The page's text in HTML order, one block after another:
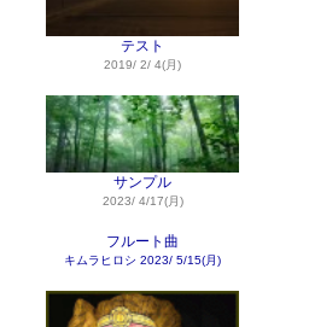
テスト
2019/ 2/ 4(月)
サンプル
2023/ 4/17(月)
フルート曲
キムラヒロシ 2023/ 5/15(月)